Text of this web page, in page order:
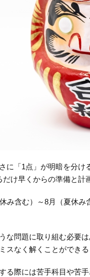
に「1点」が明暗を分け
け早くからの準備と計
み含む）～8月（夏休
な問題に取り組む必要は
スなく解くことができ
る際には苦手科目や苦